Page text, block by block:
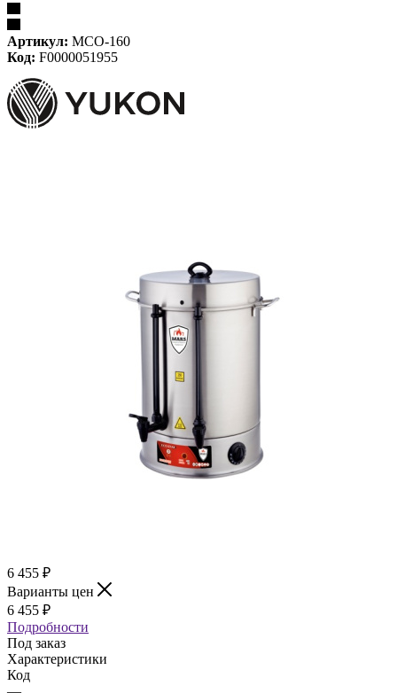
Артикул: MCO-160
Код: F0000051955
6 455 ₽
Варианты цен
6 455 ₽
Подробности
Под заказ
Характеристики
Код